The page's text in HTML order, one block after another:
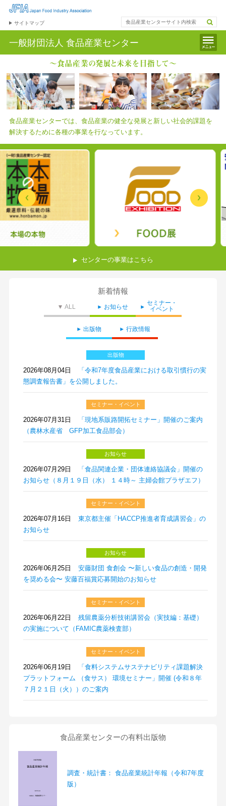
サイトマップ
一般財団法人 食品産業センター
食品産業センターでは、食品産業の健全な発展と新しい社会的課題を
解決するために各種の事業を行なっています。
センターの事業はこちら
新着情報
ALL お知らせ
セミナー・
イベント
出版物 行政情報
出版物
2026年08月04日
「令和7年度食品産業における取引慣行の実
態調査報告書」を公開しました。
セミナー・イベント
2026年07月31日
「現地系販路開拓セミナー」開催のご案内
（農林水産省 GFP加工食品部会）
お知らせ
2026年07月29日
「食品関連企業・団体連絡協議会」開催の
お知らせ（８月１９日（水） １４時～ 主婦会館プラザエフ）
セミナー・イベント
2026年07月16日
東京都主催「HACCP推進者育成講習会」の
お知らせ
お知らせ
2026年06月25日
安藤財団 食創会 〜新しい食品の創造・開発
を奨める会〜 安藤百福賞応募開始のお知らせ
セミナー・イベント
2026年06月22日
残留農薬分析技術講習会（実技編：基礎）
の実施について（FAMIC農薬検査部）
セミナー・イベント
2026年06月19日
「食料システムサステナビリティ課題解決
プラットフォーム （食サス） 環境セミナー」開催 (令和８年
７月２１日（火））のご案内
食品産業センターの有料出版物
調査・統計書： 食品産業統計年報（令和7年度
版）